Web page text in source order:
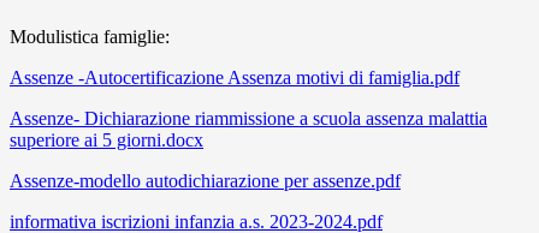
Modulistica famiglie:
Assenze -Autocertificazione Assenza motivi di famiglia.pdf
Assenze- Dichiarazione riammissione a scuola assenza malattia
superiore ai 5 giorni.docx
Assenze-modello autodichiarazione per assenze.pdf
informativa iscrizioni infanzia a.s. 2023-2024.pdf